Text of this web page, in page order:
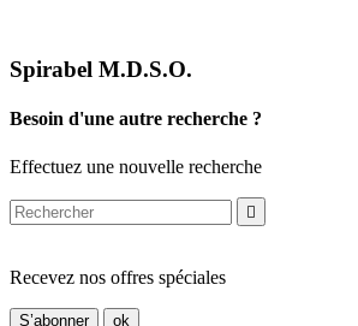
Spirabel M.D.S.O.
Besoin d'une autre recherche ?
Effectuez une nouvelle recherche

Recevez nos offres spéciales